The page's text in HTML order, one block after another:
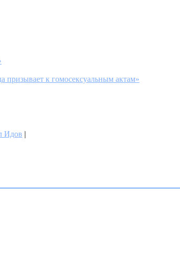
призывает к гомосексуальным актам»
Идов |